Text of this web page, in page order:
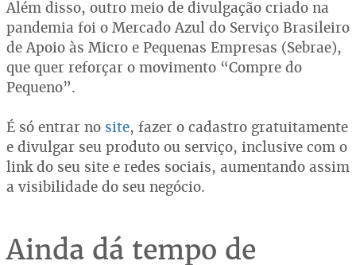
Além disso, outro meio de divulgação criado na
pandemia foi o Mercado Azul do Serviço Brasileiro
de Apoio às Micro e Pequenas Empresas (Sebrae),
que quer reforçar o movimento “Compre do
Pequeno”.
É só entrar no site, fazer o cadastro gratuitamente
e divulgar seu produto ou serviço, inclusive com o
link do seu site e redes sociais, aumentando assim
a visibilidade do seu negócio.
Ainda dá tempo de